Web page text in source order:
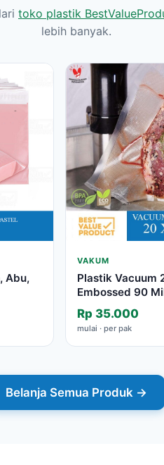
toko plastik
lebih banyak.
Abu,
VAKUM
Plastik Vacuum
Embossed 90
Rp 35.000
mulai · per pak
Belanja Semua Produk →